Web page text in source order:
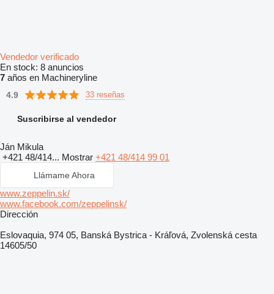
Vendedor verificado
En stock: 8 anuncios
7 años en Machineryline
4.9 33 reseñas
Suscribirse al vendedor
Ján Mikula
+421 48/414... Mostrar +421 48/414 99 01
Llámame Ahora
www.zeppelin.sk/
www.facebook.com/zeppelinsk/
Dirección
Eslovaquia, 974 05, Banská Bystrica - Kráľová, Zvolenská cesta
14605/50